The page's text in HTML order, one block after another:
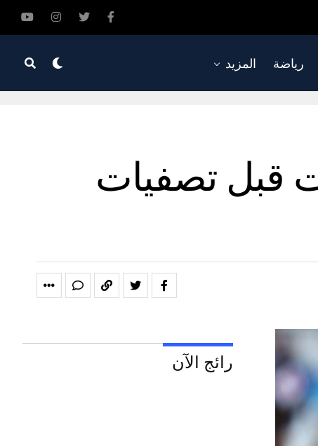
رياضة المزيد
قبل تصفيات
رائج الآن